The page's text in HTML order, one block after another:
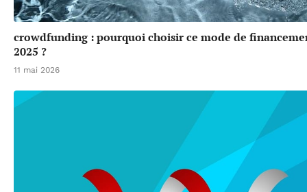
crowdfunding : pourquoi choisir ce mode de
2025 ?
11 mai 2026